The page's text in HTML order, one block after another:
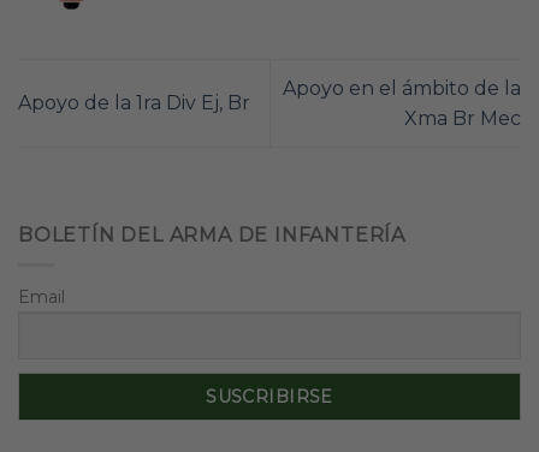
Apoyo de la 1ra Div Ej, Br
Apoyo en el ámbito de la
Xma Br Mec
BOLETÍN DEL ARMA DE INFANTERÍA
Email